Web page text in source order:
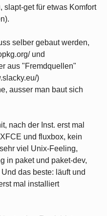
slapt-get für etwas Komfort
selber gebaut werden,
und
aus "Fremdquellen"
)
ausser man baut sich
nach der Inst. erst mal
und fluxbox, kein
viel Unix-Feeling,
in paket und paket-dev,
das beste: läuft und
mal installiert